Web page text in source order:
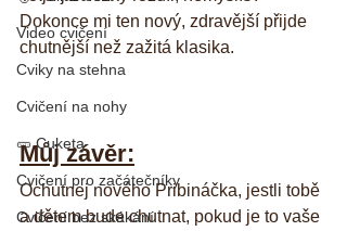
Video cvičení
Cviky na stehna
Cvičení na nohy
🥒 Cuketa
Cvičení pro začátečníky
Cvičení bez skákání
Dokonce mi ten nový, zdravější přijde
chutnější než zažitá klasika.
Můj závěr:
Ochutnej nového Pribináčka, jestli tobě
a dětem bude chutnat, pokud je to vaše